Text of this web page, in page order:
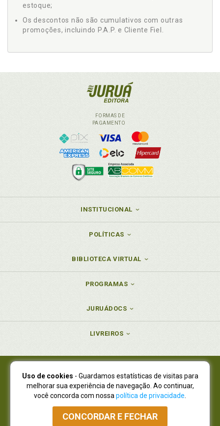
estoque;
Os descontos não são cumulativos com outras
promoções, incluindo P.A.P. e Cliente Fiel.
FORMAS DE
PAGAMENTO
INSTITUCIONAL
POLÍTICAS
BIBLIOTECA VIRTUAL
PROGRAMAS
JURUÁDOCS
LIVREIROS
Juruá Editora Ltda., CNPJ 77.535.508/0001-19
Juruá Informática Ltda., CNPJ 01.701.561/0001-80
NOVO ENDEREÇO:R. Flávio Dallegrave, 7665, São Lourenço |
Curitiba - Paraná - CEP 82210-310
Atendimento: (41) 4009-3900|Vendas Atacado: (41) 4009-3939
Uso de cookies - Guardamos estatísticas de visitas para
melhorar sua experiência de navegação. Ao continuar,
você concorda com nossa política de privacidade
CONCORDAR E FECHAR